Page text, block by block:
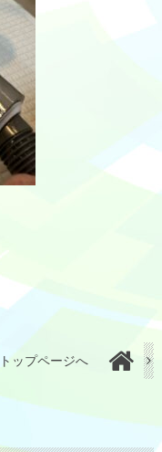
トップページへ